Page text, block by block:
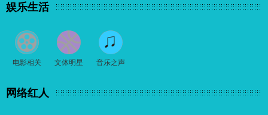
娱乐生活
电影相关 文体明星 音乐之声
网络红人